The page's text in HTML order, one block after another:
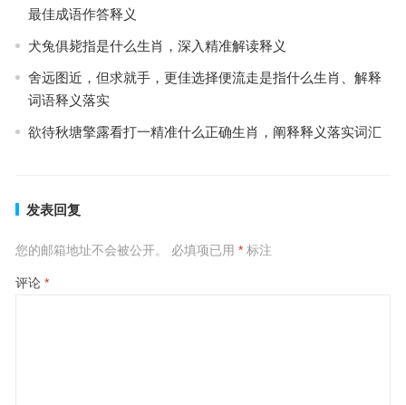
最佳成语作答释义
犬兔俱毙指是什么生肖，深入精准解读释义
舍远图近，但求就手，更佳选择便流走是指什么生肖、解释
词语释义落实
欲待秋塘擎露看打一精准什么正确生肖，阐释释义落实词汇
发表回复
您的邮箱地址不会被公开。 必填项已用 *标注
评论 *